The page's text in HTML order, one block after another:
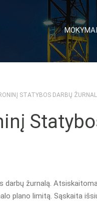
MOKYMAI
STATYBOS DARBŲ
darbų žurnalą.
plano limitą. Sąskaita